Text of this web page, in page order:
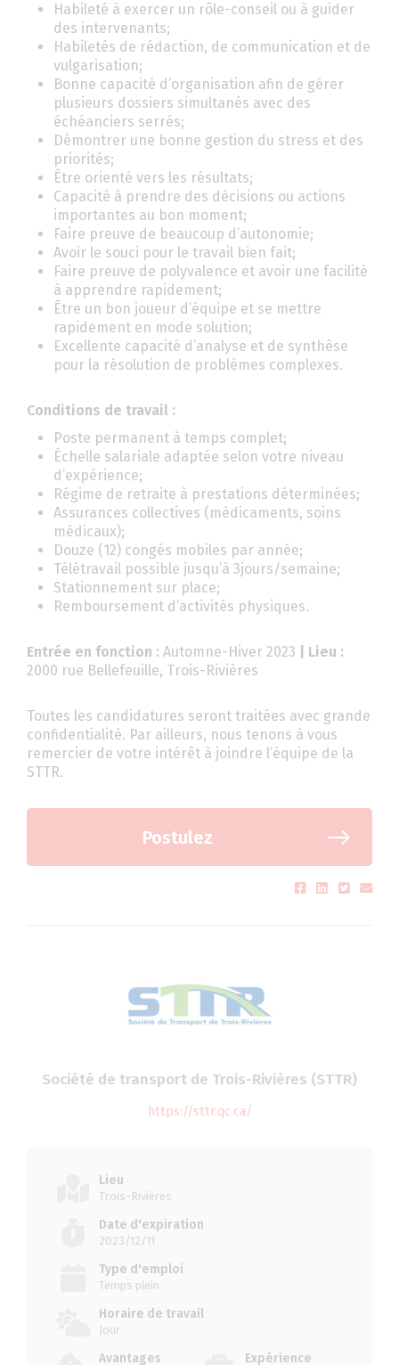
Habileté à exercer un rôle-conseil ou à guider
des intervenants;
Habiletés de rédaction, de communication et de
vulgarisation;
Bonne capacité d’organisation afin de gérer
plusieurs dossiers simultanés avec des
échéanciers serrés;
Démontrer une bonne gestion du stress et des
priorités;
Être orienté vers les résultats;
Capacité à prendre des décisions ou actions
importantes au bon moment;
Faire preuve de beaucoup d’autonomie;
Avoir le souci pour le travail bien fait;
Faire preuve de polyvalence et avoir une facilité
à apprendre rapidement;
Être un bon joueur d’équipe et se mettre
rapidement en mode solution;
Excellente capacité d’analyse et de synthèse
pour la résolution de problèmes complexes.
Conditions de travail :
Poste permanent à temps complet;
Échelle salariale adaptée selon votre niveau
d’expérience;
Régime de retraite à prestations déterminées;
Assurances collectives (médicaments, soins
médicaux);
Douze (12) congés mobiles par année;
Télétravail possible jusqu’à 3jours/semaine;
Stationnement sur place;
Remboursement d’activités physiques.
Entrée en fonction : Automne-Hiver 2023 | Lieu :
2000 rue Bellefeuille, Trois-Rivières
Toutes les candidatures seront traitées avec grande
confidentialité. Par ailleurs, nous tenons à vous
remercier de votre intérêt à joindre l’équipe de la
STTR.
Postulez
Société de transport de Trois-Rivières (STTR)
https://sttr.qc.ca/
Lieu
Trois-Rivières
Date d'expiration
2023/12/11
Type d'emploi
Temps plein
Horaire de travail
Jour
Avantages Expérience